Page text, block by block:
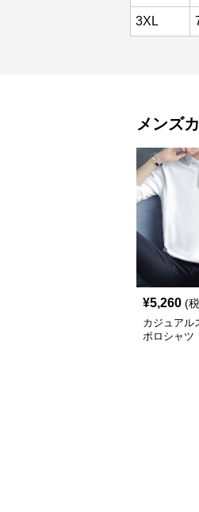
3XL
メンズ
¥5,260 (
カジュアル
ポロシャツ